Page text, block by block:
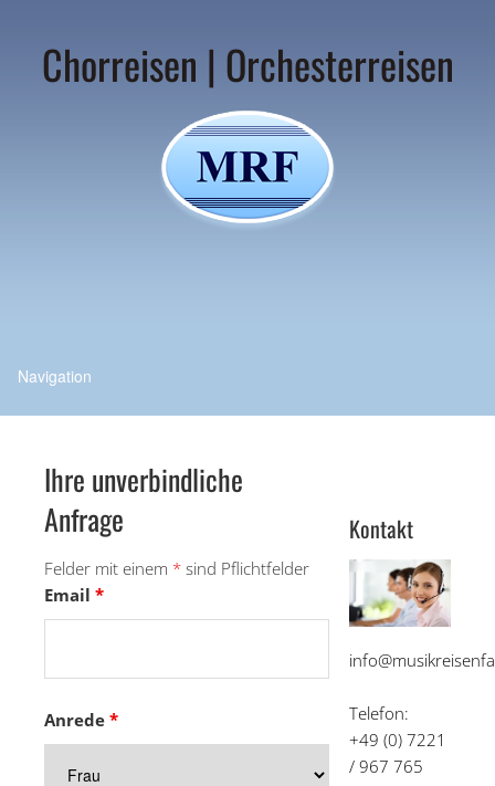
Chorreisen | Orchesterreisen
Ihre unverbindliche
Anfrage
Felder mit einem * sind Pflichtfelder
Email *
Anrede *
Kontakt
Telefon:
+49 (0) 7221
/ 967 765